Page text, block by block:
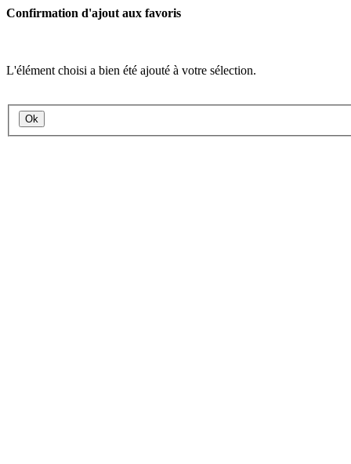
Confirmation d'ajout aux favoris
L'élément choisi a bien été ajouté à votre sélection.